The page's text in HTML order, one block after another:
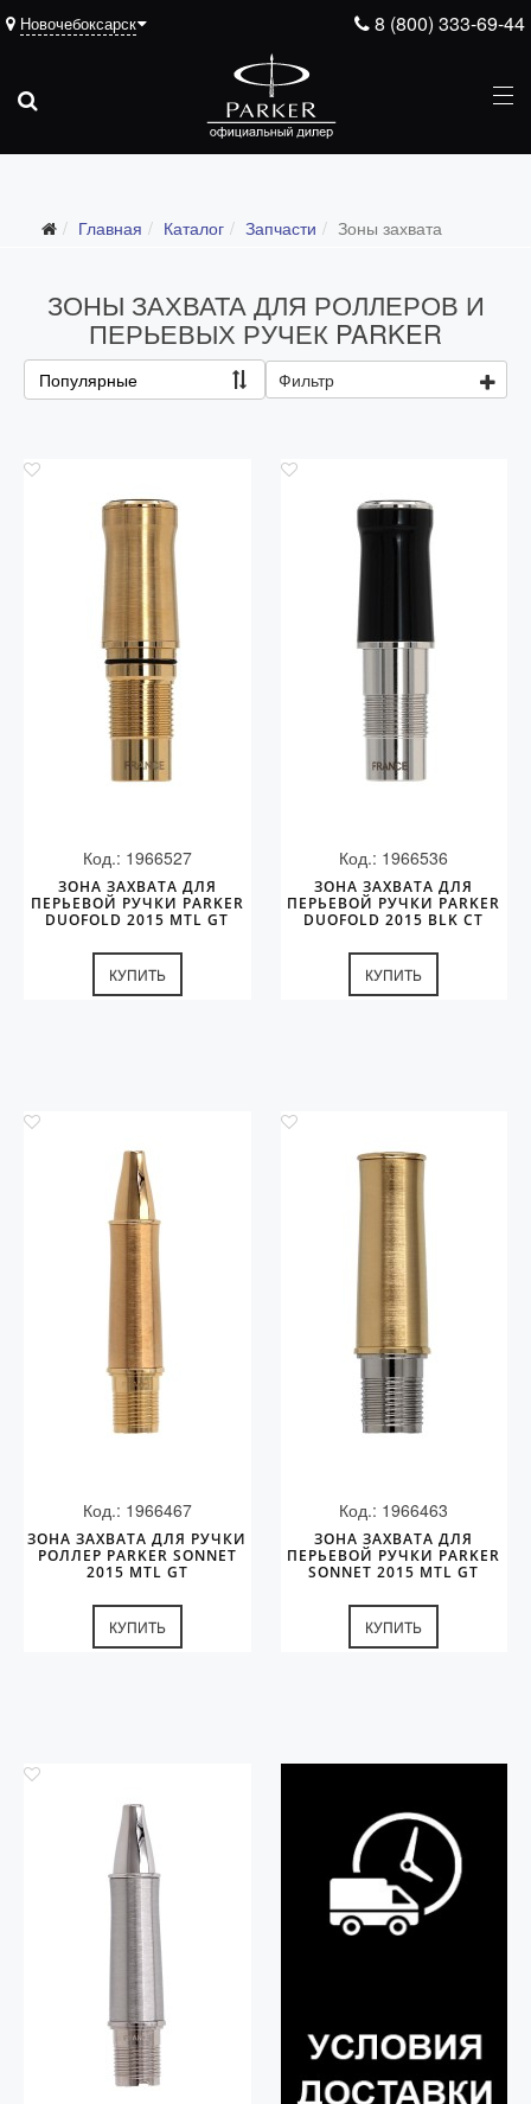
8 (800) 333-69-44
Новочебоксарск
Главная Каталог Запчасти Зоны захвата
ЗОНЫ ЗАХВАТА ДЛЯ РОЛЛЕРОВ И
ПЕРЬЕВЫХ РУЧЕК PARKER
Популярные Фильтр
Код.: 1966527
ЗОНА ЗАХВАТА ДЛЯ
ПЕРЬЕВОЙ РУЧКИ PARKER
DUOFOLD 2015 MTL GT
КУПИТЬ
Код.: 1966536
ЗОНА ЗАХВАТА ДЛЯ
ПЕРЬЕВОЙ РУЧКИ PARKER
DUOFOLD 2015 BLK СT
КУПИТЬ
Код.: 1966467
ЗОНА ЗАХВАТА ДЛЯ РУЧКИ
РОЛЛЕР PARKER SONNET
2015 MTL GT
КУПИТЬ
Код.: 1966463
ЗОНА ЗАХВАТА ДЛЯ
ПЕРЬЕВОЙ РУЧКИ PARKER
SONNET 2015 MTL GT
КУПИТЬ
С золотым пером
Распродажа
Аксессуары
Перья
Колпачки
Зоны захвата
Баррели
Зажимы
Механизмы
Упаковка